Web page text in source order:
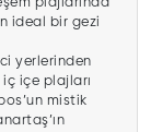
ideal bir gezi
yerlerinden
içe plajları
mistik